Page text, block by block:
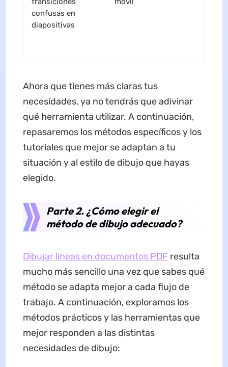
confusas en
diapositivas
Ahora que tienes más claras tus
necesidades, ya no tendrás que adivinar
qué herramienta utilizar. A continuación,
repasaremos los métodos específicos y los
tutoriales que mejor se adaptan a tu
situación y al estilo de dibujo que hayas
elegido.
Parte 2. ¿Cómo elegir el
método de dibujo adecuado?
Dibujar líneas en documentos PDF resulta
mucho más sencillo una vez que sabes qué
método se adapta mejor a cada flujo de
trabajo. A continuación, exploramos los
métodos prácticos y las herramientas que
mejor responden a las distintas
necesidades de dibujo: